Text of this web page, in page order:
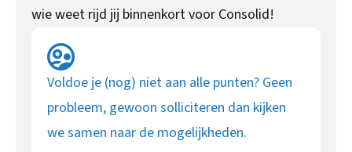
wie weet rijd jij binnenkort voor Consolid!
Voldoe je (nog) niet aan alle punten? Geen
probleem, gewoon solliciteren dan kijken
we samen naar de mogelijkheden.